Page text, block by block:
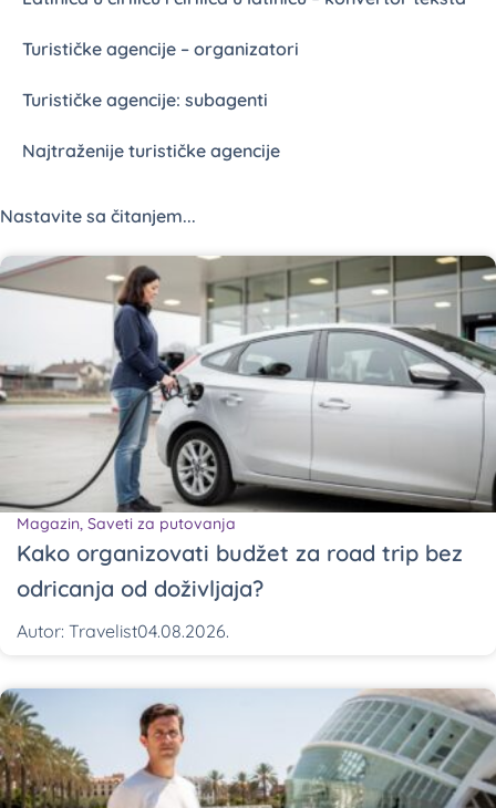
Turističke agencije – organizatori
Turističke agencije: subagenti
Najtraženije turističke agencije
Nastavite sa čitanjem...
Magazin, Saveti za putovanja
Kako organizovati budžet za road trip bez
odricanja od doživljaja?
Autor: Travelist04.08.2026.